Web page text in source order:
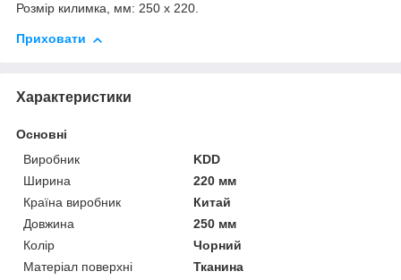
Розмір килимка, мм: 250 x 220.
Приховати
Характеристики
Основні
Виробник
KDD
Ширина
220 мм
Країна виробник
Китай
Довжина
250 мм
Колір
Чорний
Матеріал поверхні
Тканина